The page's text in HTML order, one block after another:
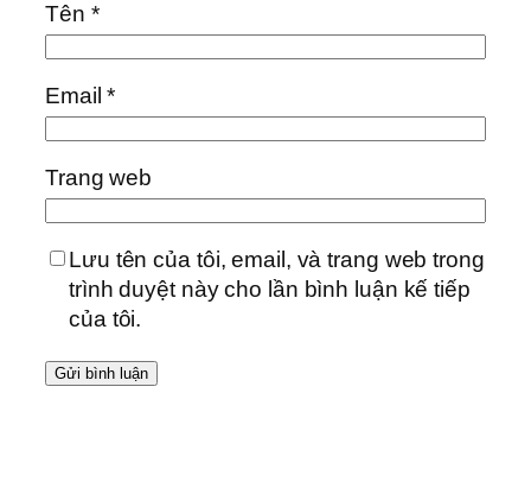
Tên *
Email*
Trang web
Lưu tên của tôi, email, và trang web trong
trình duyệt này cho lần bình luận kế tiếp
của tôi.